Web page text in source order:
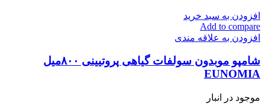
افزودن به سبد خرید
Add to compare
افزودن به علاقه مندی
شامپو موبدون سولفات گیاهی پروتیینی ۸۰۰میل
EUNOMIA
موجود در انبار